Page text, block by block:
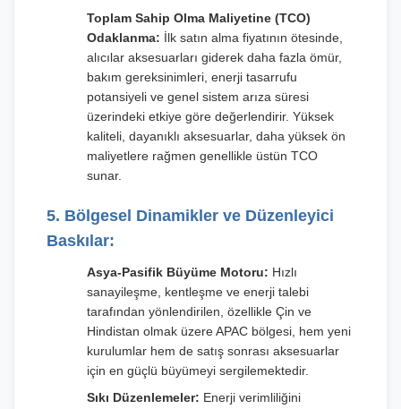
Toplam Sahip Olma Maliyetine (TCO)
Odaklanma: İlk satın alma fiyatının ötesinde,
alıcılar aksesuarları giderek daha fazla ömür,
bakım gereksinimleri, enerji tasarrufu
potansiyeli ve genel sistem arıza süresi
üzerindeki etkiye göre değerlendirir. Yüksek
kaliteli, dayanıklı aksesuarlar, daha yüksek ön
maliyetlere rağmen genellikle üstün TCO
sunar.
5. Bölgesel Dinamikler ve Düzenleyici
Baskılar:
Asya-Pasifik Büyüme Motoru: Hızlı
sanayileşme, kentleşme ve enerji talebi
tarafından yönlendirilen, özellikle Çin ve
Hindistan olmak üzere APAC bölgesi, hem yeni
kurulumlar hem de satış sonrası aksesuarlar
için en güçlü büyümeyi sergilemektedir.
Sıkı Düzenlemeler: Enerji verimliliğini